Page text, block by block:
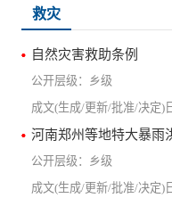
救灾
自然灾害救助条例
乡级
河南郑州等地特大暴雨
乡级